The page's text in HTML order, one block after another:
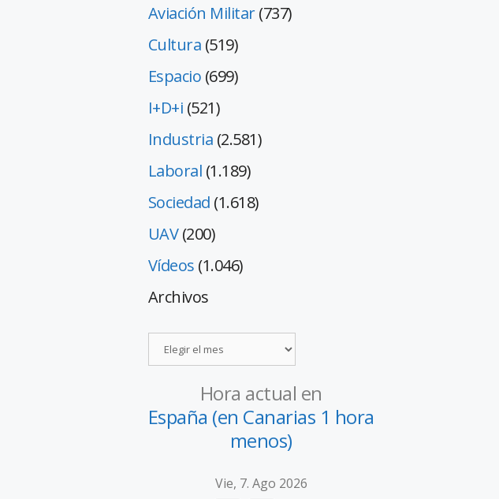
Aviación Militar(737)
Cultura (519)
Espacio (699)
I+D+i (521)
Industria (2.581)
Laboral (1.189)
Sociedad (1.618)
UAV(200)
Vídeos (1.046)
Archivos
Hora actual en
España (en Canarias 1 hora
menos)